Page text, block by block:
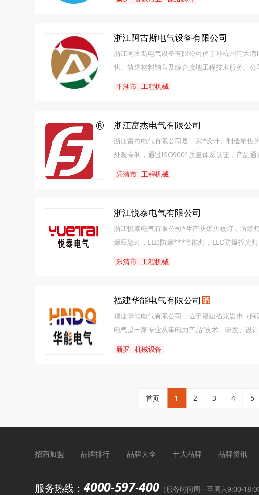
浙江阿古斯电气设备有限公司
浙江阿古斯电气设备有限公司位于环杭州湾大
售、轨道材料销售及综合接地工程技术服务。
系列、杂散电流连接端子、非磁性接地引出装
结、严谨、创新"的理念和价值观，坚持以"*
平湖市 工程机械
浙江富杰电气有限公司
浙江富杰电气有限公司是一家*设计、制造销售
外观专利，通过ISO9001质量体系认证，产品
得CE认证等证书。公司主要生产大小型控制
干式变压器、高压线路稳压器（线路馈线调压
直以来公司严格执行质量标准化管理，坚持“以
乐清市 工程机械
浙江悦泰电气有限公司
浙江悦泰电气有限公司*生产防爆灭蚊灯，防爆
爆应急灯，LED防爆***节能灯，LED防爆投光
密，有完善的售后服务保障体系，严格按照
乐清市 工程机械
福建华能电气有限公司
福建华能电气有限公司，位于福建省龙岩市（
电气是一家专业从事电力产品“技术、研发、设
10kV～220kV电缆中间接头防爆盒、防火毯
器、光缆接头盒、隔离开关等。公司产品销售
了知识产权管理体系认证，推进新的管理体系
华能电气是一家追求技术创新的公司，华能始
力。公司建立了一个由我公司内部及外聘专家
明、社会尊重、员工自豪的优质企业，为行业
服务同时，未来还会继续积***主动的承担社会
新罗 机械设备
首页 1 2 3 4 5
招商加盟 品牌排行 品牌大全 十大品牌 品牌资讯
服务热线：4000-597-400 （服务时间周一至周六9:00-18:00